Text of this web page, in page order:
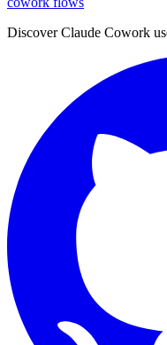
Discover Claude Cowork